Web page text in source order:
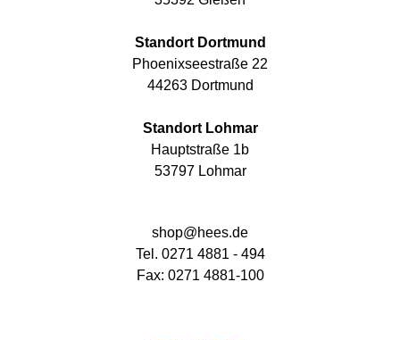
Standort Dortmund
Phoenixseestraße 22
44263 Dortmund
Standort Lohmar
Hauptstraße 1b
53797 Lohmar
shop@hees.de
Tel. 0271 4881 - 494
Fax: 0271 4881-100